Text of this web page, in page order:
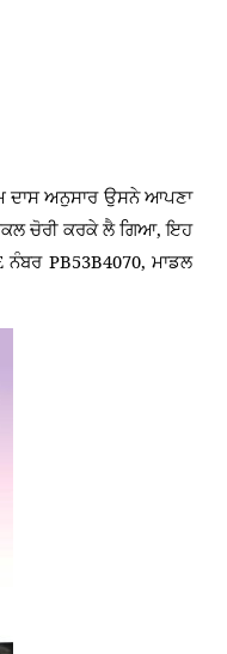
ਦਾਸ ਅਨੁਸਾਰ ਉਸਨੇ ਆਪਣਾ
ਚੋਰੀ ਕਰਕੇ ਲੈ ਗਿਆ,ਇਹ
ਨੰਬਰ PB53B4070,ਮਾਡਲ